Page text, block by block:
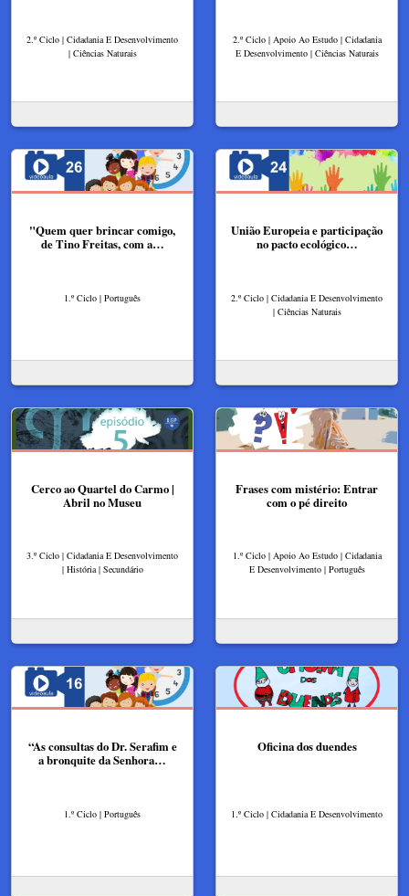
2.º Ciclo | Cidadania E Desenvolvimento
| Ciências Naturais
2.º Ciclo | Apoio Ao Estudo | Cidadania
E Desenvolvimento | Ciências Naturais
"Quem quer brincar comigo,
de Tino Freitas, com a…
1.º Ciclo | Português
União Europeia e participação
no pacto ecológico…
2.º Ciclo | Cidadania E Desenvolvimento
| Ciências Naturais
Cerco ao Quartel do Carmo |
Abril no Museu
3.º Ciclo | Cidadania E Desenvolvimento
| História | Secundário
Frases com mistério: Entrar
com o pé direito
1.º Ciclo | Apoio Ao Estudo | Cidadania
E Desenvolvimento | Português
“As consultas do Dr. Serafim e
a bronquite da Senhora…
1.º Ciclo | Português
Oficina dos duendes
1.º Ciclo | Cidadania E Desenvolvimento